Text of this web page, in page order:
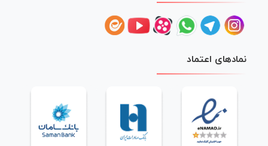
نمادهای اعتماد